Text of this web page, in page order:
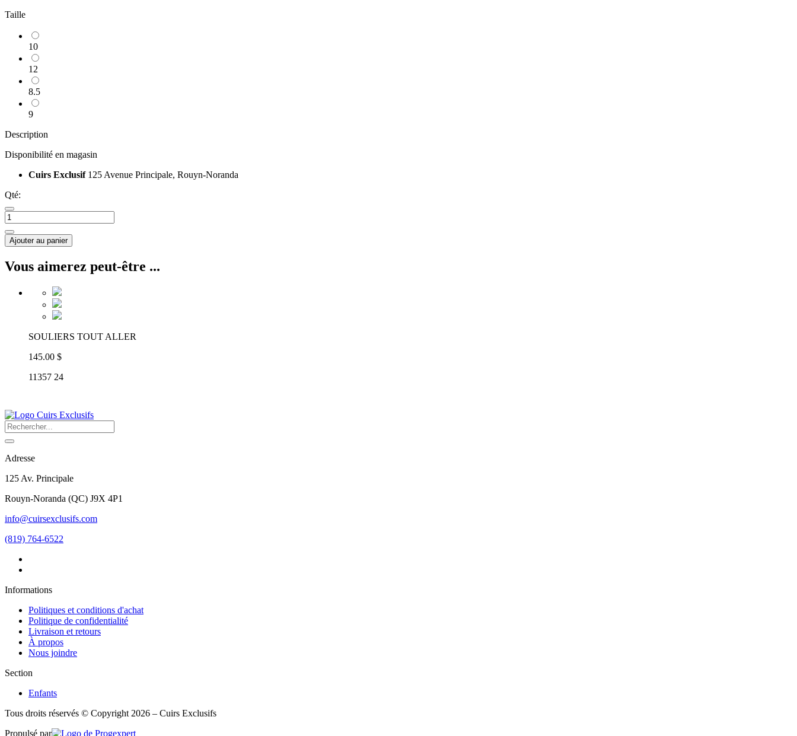
Taille
10
12
8.5
9
Description
Disponibilité en magasin
Cuirs Exclusif 125 Avenue Principale, Rouyn-Noranda
Qté:
Ajouter au panier
Vous aimerez peut-être ...
SOULIERS TOUT ALLER
145.00 $
11357 24
Adresse
125 Av. Principale
Rouyn-Noranda (QC) J9X 4P1
info@cuirsexclusifs.com
(819) 764-6522
Informations
Politiques et conditions d'achat
Politique de confidentialité
Livraison et retours
À propos
Nous joindre
Section
Enfants
Tous droits réservés © Copyright 2026 – Cuirs Exclusifs
Propulsé par